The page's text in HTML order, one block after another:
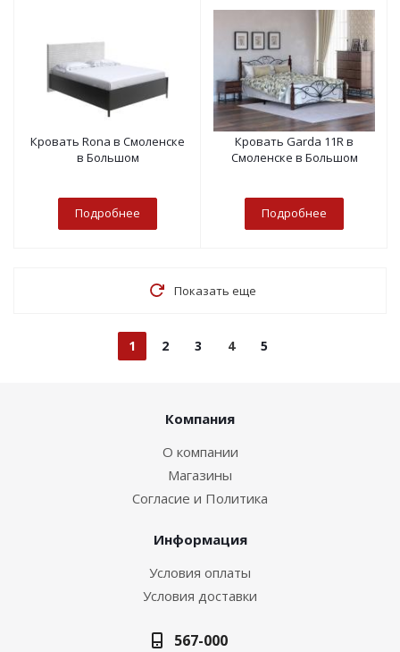
Кровать Rona в Смоленске
в Большом
Подробнее
Кровать Garda 11R в
Смоленске в Большом
Подробнее
Показать еще
1 2 3 4 5
Компания
О компании
Магазины
Согласие и Политика
Информация
Условия оплаты
Условия доставки
567-000